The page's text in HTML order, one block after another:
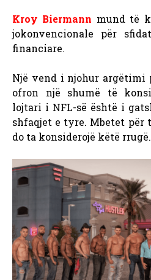
Kroy Biermann mund të
jokonvencionale për
financiare.
Një vend i njohur argëtimi
ofron një shumë të
lojtari i NFL-së është i
shfaqjet e tyre. Mbetet për
do ta konsiderojë këtë rrugë.